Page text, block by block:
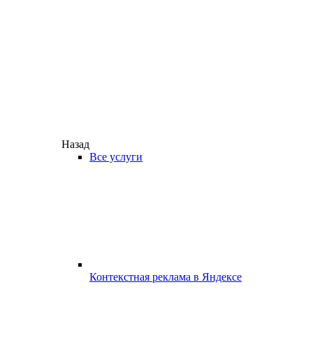
Назад
Все услуги
Контекстная реклама в Яндексе